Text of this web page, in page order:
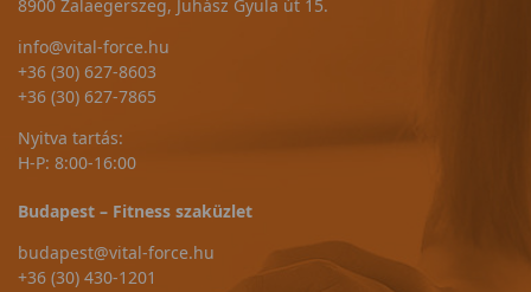
8900 Zalaegerszeg, Juhász Gyula út 15.
info@vital-force.hu
+36 (30) 627-8603
+36 (30) 627-7865
Nyitva tartás:
H-P: 8:00-16:00
Budapest – Fitness szaküzlet
budapest@vital-force.hu
+36 (30) 430-1201